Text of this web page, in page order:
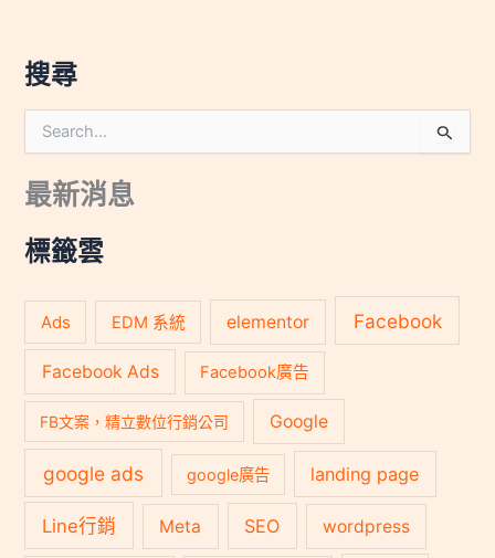
搜尋
尋
鍵
:
最新消息
標籤雲
Ads EDM 系統 elementor Facebook
Facebook Ads Facebook廣告
FB文案，精立數位行銷公司 Google
google ads google廣告 landing page
Line行銷 Meta SEO wordpress